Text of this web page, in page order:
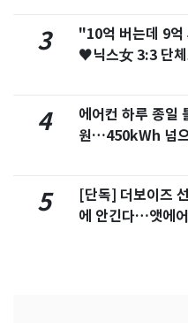
3
"10억 버는데 9
♥닉스女 3:3 단체
4
에어컨 하루 종일
원…450kWh 넘
5
[단독] 더보이즈
에 안긴다…앳에